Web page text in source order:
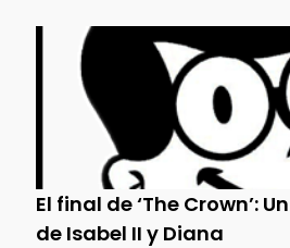
El final de ‘The Crown’:
de Isabel II y Diana